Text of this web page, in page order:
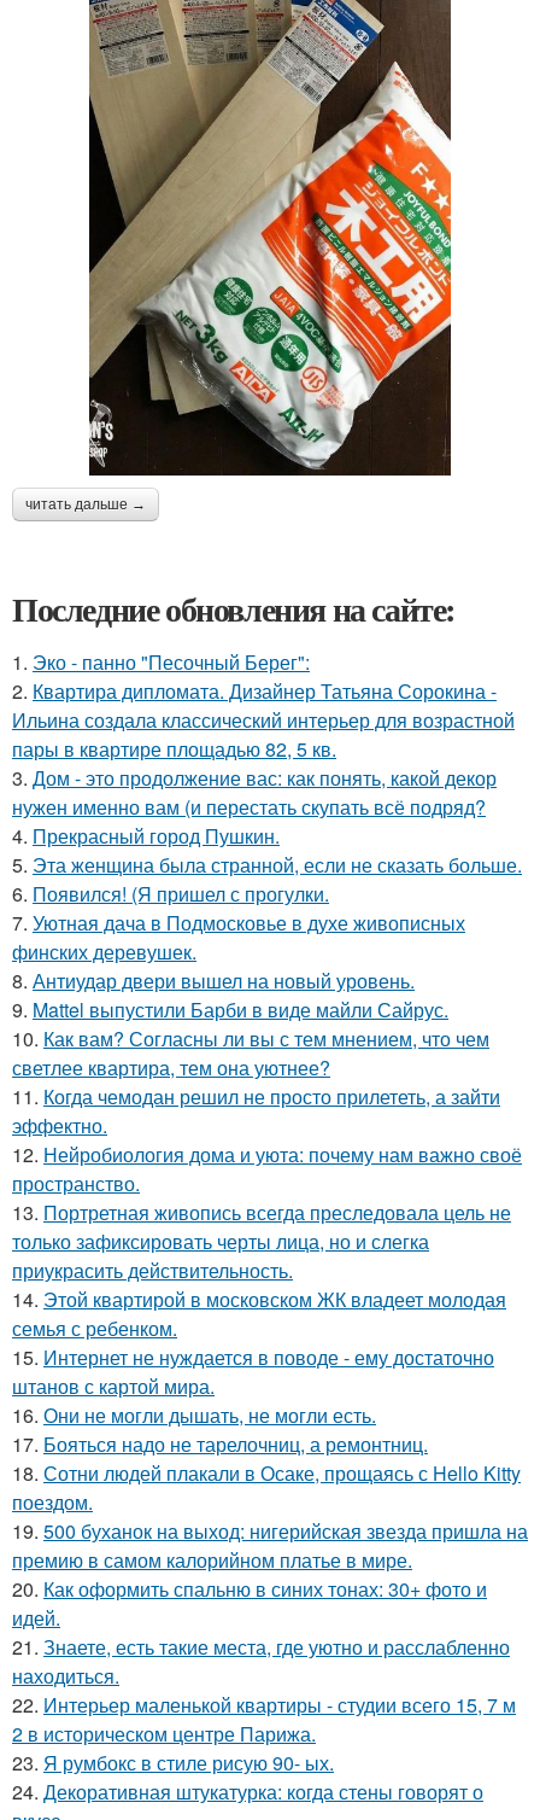
читать дальше →
Последние обновления на сайте:
1. Эко - панно "Песочный Берег":
2. Квартира дипломата. Дизайнер Татьяна Сорокина -
Ильина создала классический интерьер для возрастной
пары в квартире площадью 82, 5 кв.
3. Дом - это продолжение вас: как понять, какой декор
нужен именно вам (и перестать скупать всё подряд?
4. Прекрасный город Пушкин.
5. Эта женщина была странной, если не сказать больше.
6. Появился! (Я пришел с прогулки.
7. Уютная дача в Подмосковье в духе живописных
финских деревушек.
8. Антиудар двери вышел на новый уровень.
9. Mattel выпустили Барби в виде майли Сайрус.
10. Как вам? Согласны ли вы с тем мнением, что чем
светлее квартира, тем она уютнее?
11. Когда чемодан решил не просто прилететь, а зайти
эффектно.
12. Нейробиология дома и уюта: почему нам важно своё
пространство.
13. Портретная живопись всегда преследовала цель не
только зафиксировать черты лица, но и слегка
приукрасить действительность.
14. Этой квартирой в московском ЖК владеет молодая
семья с ребенком.
15. Интернет не нуждается в поводе - ему достаточно
штанов с картой мира.
16. Они не могли дышать, не могли есть.
17. Бояться надо не тарелочниц, а ремонтниц.
18. Сотни людей плакали в Осаке, прощаясь с Hello Kitty
поездом.
19. 500 буханок на выход: нигерийская звезда пришла на
премию в самом калорийном платье в мире.
20. Как оформить спальню в синих тонах: 30+ фото и
идей.
21. Знаете, есть такие места, где уютно и расслабленно
находиться.
22. Интерьер маленькой квартиры - студии всего 15, 7 м
2 в историческом центре Парижа.
23. Я румбокс в стиле рисую 90- ых.
24. Декоративная штукатурка: когда стены говорят о